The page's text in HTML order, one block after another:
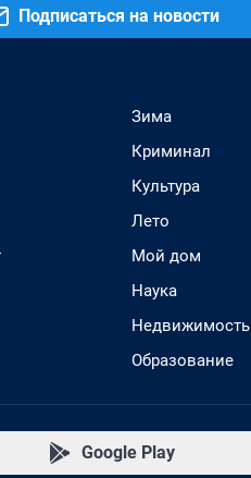
Подписаться на новости
Зима
Криминал
Культура
Лето
Мой дом
Наука
Недвижимость
Образование
Google Play